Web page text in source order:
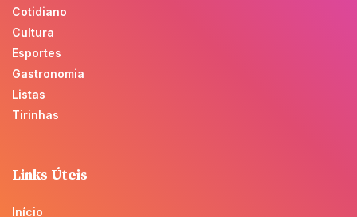
Cotidiano
Cultura
Esportes
Gastronomia
Listas
Tirinhas
Links Úteis
Início